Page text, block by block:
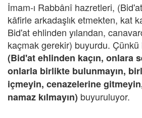
İmam-ı Rabbânî hazretleri,
kâfirle arkadaşlık etmekten, kat
Bid'at ehlinden yılandan,
kaçmak gerekir) buyurdu.
(Bid'at ehlinden kaçın, onlara
onlarla birlikte bulunmayın,
içmeyin, cenazelerine
namaz kılmayın) buyuruluyor.